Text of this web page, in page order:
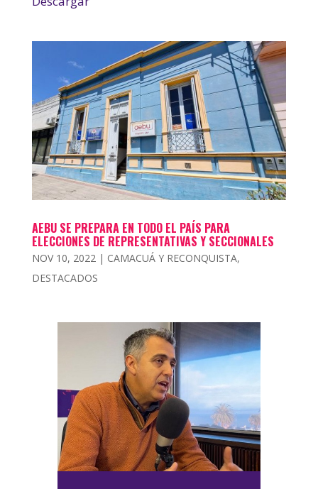
AEBU SE PREPARA EN TODO EL PAÍS PARA
ELECCIONES DE REPRESENTATIVAS Y SECCIONALES
NOV 10, 2022| CAMACUÁ Y RECONQUISTA,
DESTACADOS